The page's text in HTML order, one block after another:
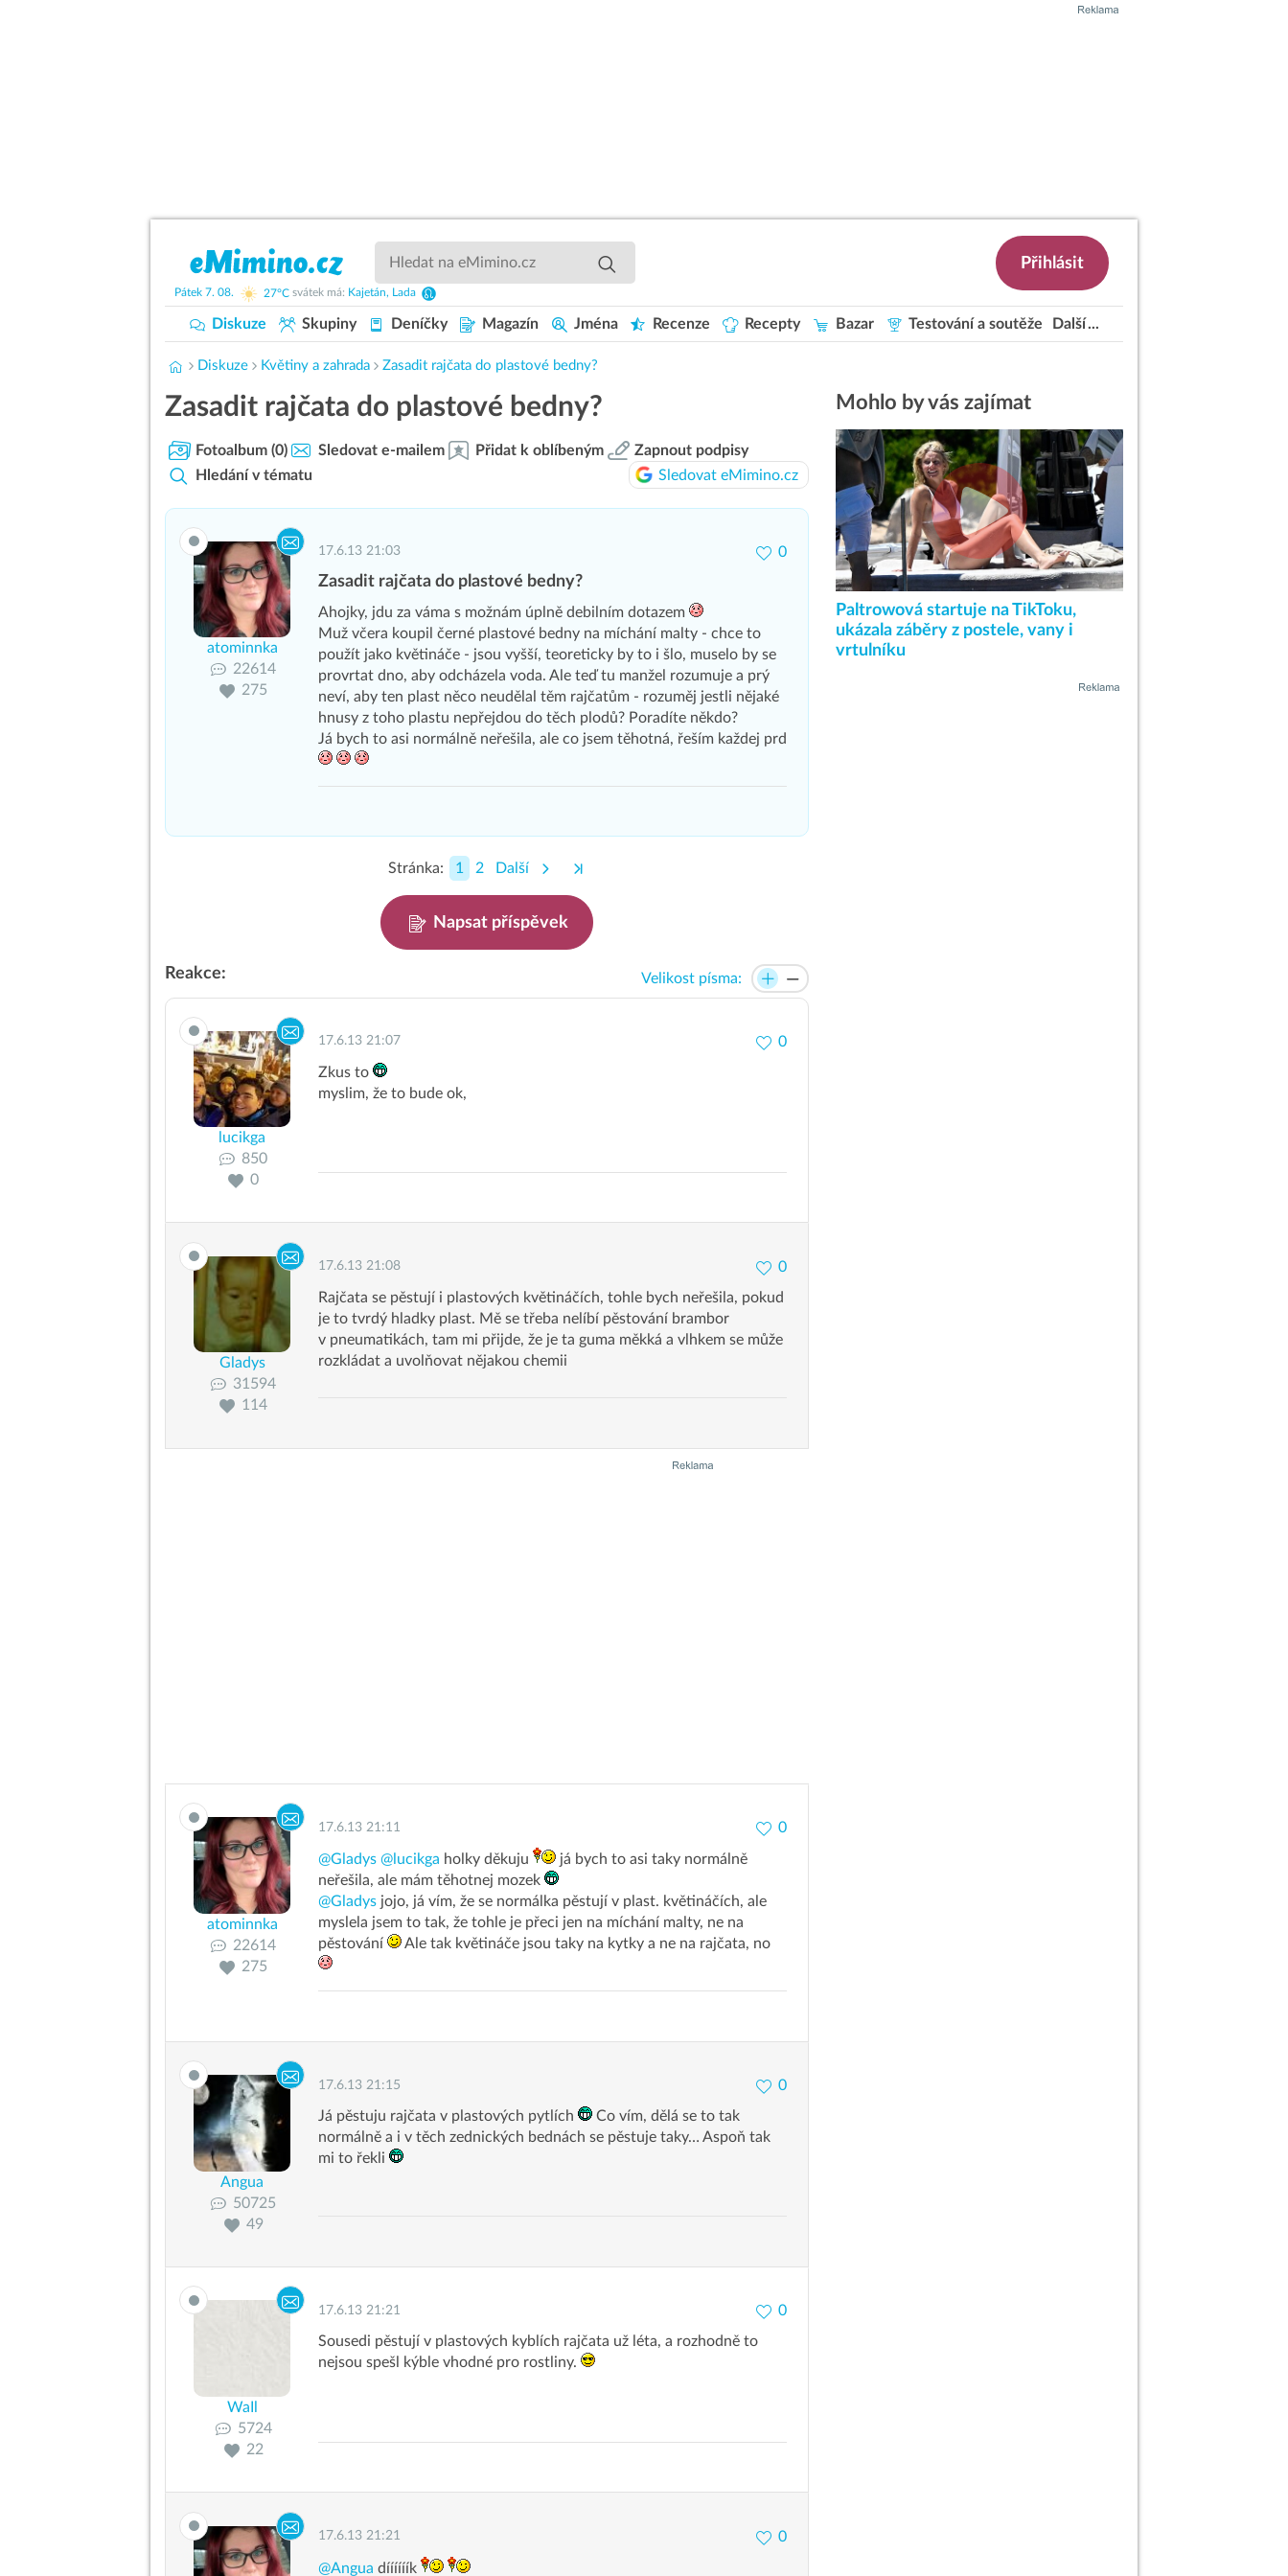
Přihlásit
Pátek 7. 08. 27°C svátek má: Kajetán, Lada
Diskuze Skupiny Deníčky Magazín Jména Recenze Recepty Bazar Testování a soutěže Další
Diskuze Květiny a zahrada Zasadit rajčata do plastové bedny?
Zasadit rajčata do plastové bedny?
Fotoalbum (0) Sledovat e-mailem Přidat k oblíbeným
Zapnout podpisy
Hledání v tématu
Sledovat eMimino.cz
atominnka
22614
275
17.6.13 21:03 0
Zasadit rajčata do plastové bedny?
Ahojky, jdu za váma s možnám úplně debilním dotazem
Muž včera koupil černé plastové bedny na míchání malty - chce to
použít jako květináče - jsou vyšší, teoreticky by to i šlo, muselo by se
provrtat dno, aby odcházela voda. Ale teď tu manžel rozumuje a prý
neví, aby ten plast něco neudělal těm rajčatům - rozuměj jestli nějaké
hnusy z toho plastu nepřejdou do těch plodů? Poradíte někdo?
Já bych to asi normálně neřešila, ale co jsem těhotná, řeším každej prd
Stránka: 1 2 Další
Napsat příspěvek
Reakce: Velikost písma:
lucikga
850
0
17.6.13 21:07
0
Zkus to
myslim, že to bude ok,
Gladys
31594
114
17.6.13 21:08
0
Rajčata se pěstují i plastových květináčích, tohle bych neřešila, pokud
je to tvrdý hladky plast. Mě se třeba nelíbí pěstování brambor
v pneumatikách, tam mi přijde, že je ta guma měkká a vlhkem se může
rozkládat a uvolňovat nějakou chemii
atominnka
22614
275
17.6.13 21:11 0
@Gladys @lucikga holky děkuju
já bych to asi taky normálně
neřešila, ale mám těhotnej mozek
@Gladys jojo, já vím, že se normálka pěstují v plast. květináčích, ale
myslela jsem to tak, že tohle je přeci jen na míchání malty, ne na
pěstování
Ale tak květináče jsou taky na kytky a ne na rajčata, no
Angua
50725
49
17.6.13 21:15
0
Já pěstuju rajčata v plastových pytlích
Co vím, dělá se to tak
normálně a i v těch zednických bednách se pěstuje taky… Aspoň tak
mi to řekli
WaIl
5724
22
17.6.13 21:21
0
Sousedi pěstují v plastových kyblích rajčata už léta, a rozhodně to
nejsou spešl kýble vhodné pro rostliny.
17.6.13 21:21 0
@Angua díííííík
Mohlo by vás zajímat
Paltrowová startuje na TikToku,
ukázala záběry z postele, vany i
vrtulníku